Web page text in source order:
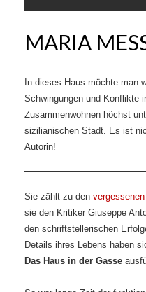
MARIA
In dieses Haus möchte man
Schwingungen und Konflikte
Zusammenwohnen höchst
sizilianischen Stadt. Es ist
Autorin!
Sie zählt zu den
sie den Kritiker Giuseppe
den schriftstellerischen
Details ihres Lebens haben
Das Haus in der Gasse